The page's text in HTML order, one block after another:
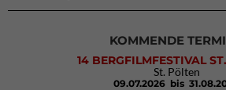
KOMMENDE
14 BERGFILMFESTIVAL
St. Pölten
09.07.2026 bis